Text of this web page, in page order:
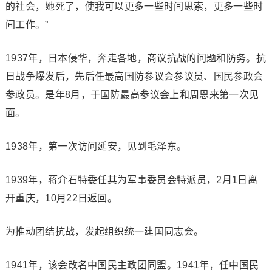
的社会，她死了，使我可以更多一些时间思索，更多一些时
间工作。”
1937年，日本侵华，奔走各地，商议抗战的问题和防务。抗
日战争爆发后，先后任最高国防参议会参议员、国民参政会
参政员。是年8月，于国防最高参议会上和周恩来第一次见
面。
1938年，第一次访问延安，见到毛泽东。
1939年，蒋介石特委任其为军事委员会特派员，2月1日离
开重庆，10月22日返回。
为推动团结抗战，发起组织统一建国同志会。
1941年，该会改名中国民主政团同盟。1941年，任中国民